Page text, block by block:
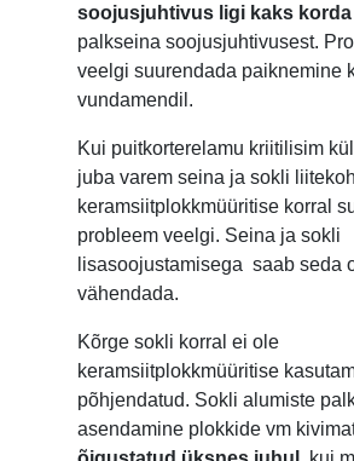
soojusjuhtivus ligi kaks
palkseina soojusjuhtivusest.
veelgi suurendada paiknemine
vundamendil.
Kui puitkorterelamu kriitilisim
juba varem seina ja sokli
keramsiitplokkmüüritise korral
probleem veelgi. Seina ja sokli
lisasoojustamisega saab seda
vähendada.
Kõrge sokli korral ei ole
keramsiitplokkmüüritise
põhjendatud. Sokli alumiste
asendamine plokkide vm